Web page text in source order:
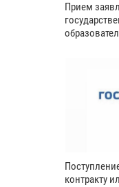
Прием
контракту